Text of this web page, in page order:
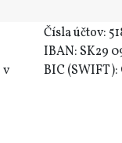
v
Čísla účtov:
IBAN: SK29
BIC (SWIFT):